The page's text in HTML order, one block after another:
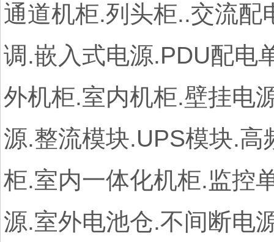
通道机柜.列头柜..交流配
调.嵌入式电源.PDU配电
外机柜.室内机柜.壁挂电
源.整流模块.UPS模块.
柜.室内一体化机柜.监控
源.室外电池仓.不间断电